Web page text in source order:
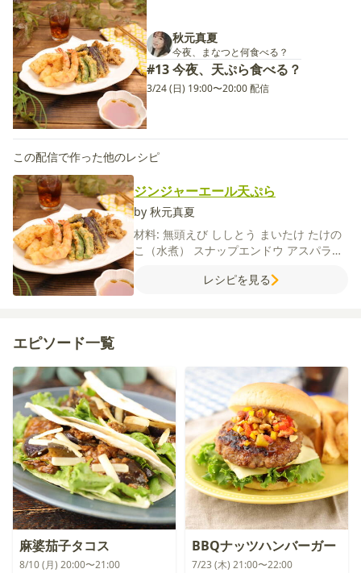
秋元真夏
今夜、まなつと何食べる？
#13 今夜、天ぷら食べる？
3/24 (日) 19:00〜20:00 配信
この配信で作った他のレシピ
ジンジャーエール天ぷら
by 秋元真夏
材料: 無頭えび ししとう まいたけ たけの
こ（水煮） スナップエンドウ アスパラガ
ジンジャーエール卵薄力粉
レシピを見る
エピソード一覧
麻婆茄子タコス
8/10 (月) 20:00〜21:00
BBQナッツハンバーガー
7/23 (木) 21:00〜22:00